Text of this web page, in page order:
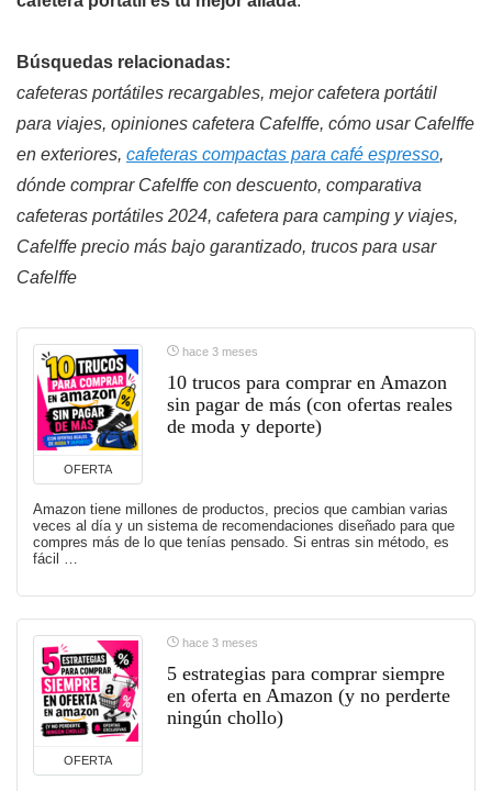
Búsquedas relacionadas:
cafeteras portátiles recargables, mejor cafetera portátil
para viajes, opiniones cafetera Cafelffe, cómo usar Cafelffe
en exteriores, cafeteras compactas para café espresso,
dónde comprar Cafelffe con descuento, comparativa
cafeteras portátiles 2024, cafetera para camping y viajes,
Cafelffe precio más bajo garantizado, trucos para usar
Cafelffe
OFERTA
hace 3 meses
10 trucos para comprar en Amazon
sin pagar de más (con ofertas reales
de moda y deporte)
Amazon tiene millones de productos, precios que cambian varias
veces al día y un sistema de recomendaciones diseñado para que
compres más de lo que tenías pensado. Si entras sin método, es
fácil …
OFERTA
hace 3 meses
5 estrategias para comprar siempre
en oferta en Amazon (y no perderte
ningún chollo)